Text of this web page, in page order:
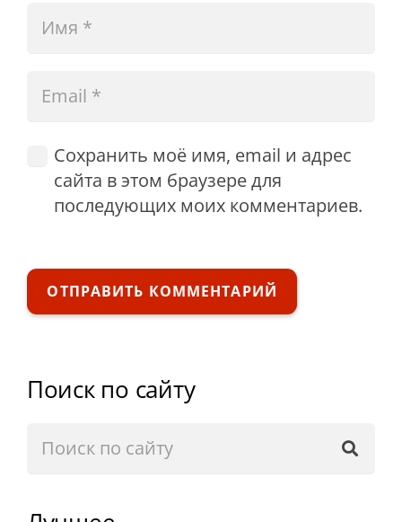
Сохранить моё имя, email и адрес
сайта в этом браузере для
последующих моих комментариев.
ОТПРАВИТЬ КОММЕНТАРИЙ
Поиск по сайту